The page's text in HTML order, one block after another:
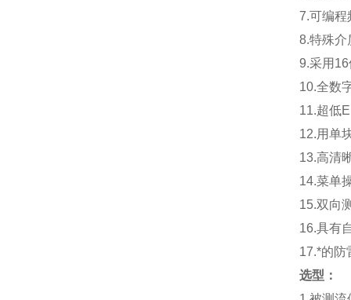
7.可编程
8.特殊介
9.采用
10.全数
11.超低
12.用单
13.高清
14.菜单
15.双向
16.具有
17.*的防
选型：